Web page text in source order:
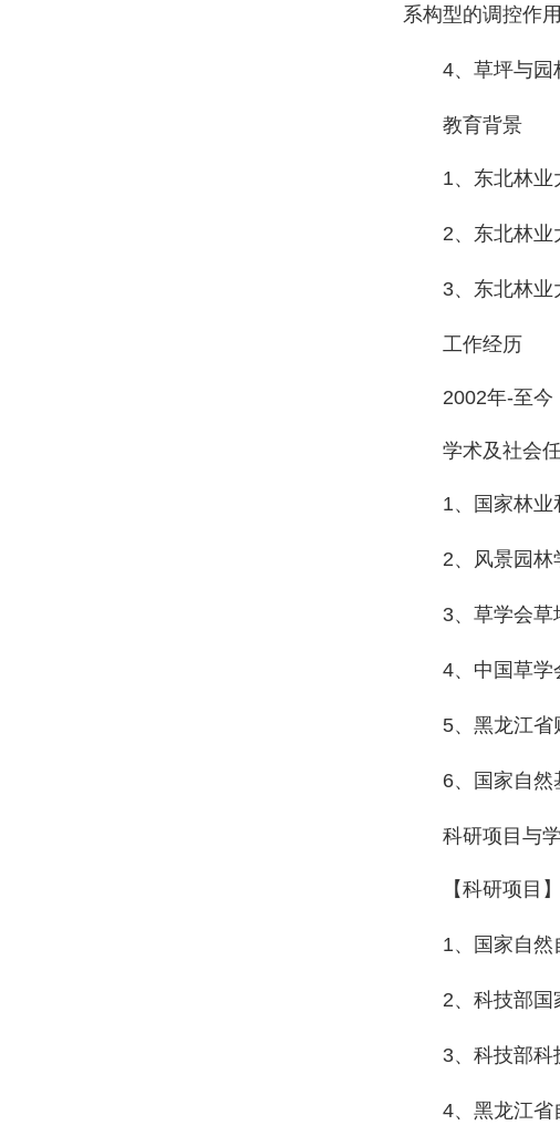
系构型的调控作
4、草坪与园
教育背景
1、东北林业
2、东北林
3、东北林业
工作经历
2002年-至今
学术及社会
1、国家林业
2、风景园
3、草学会草
4、中国草学
5、黑龙江省
6、国家自然
科研项目与
【科研项目】
1、国家自然
2、科技部
3、科技部科
4、黑龙江省